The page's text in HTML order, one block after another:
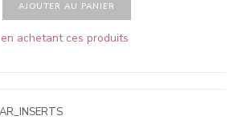
AJOUTER AU PANIER
achetant ces produits